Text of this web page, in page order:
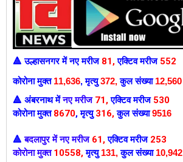
🔺उल्हासनगर मेंनए मरीज81,एक्टिव मरीज 552
कोरोना मुक्त11,636,मृत्यु372, कुल संख्या12,560
🔺 अंबरनाथ मेंनए मरीज 71, एक्टिव मरीज 530
कोरोना मुक्त8670,मृत्यु316, कुल संख्या9516
🔺 बदलापुर में नए मरीज 61,एक्टिव मरीज253
कोरोना मुक्त10558,मृत्यु131,कुल संख्या10,942